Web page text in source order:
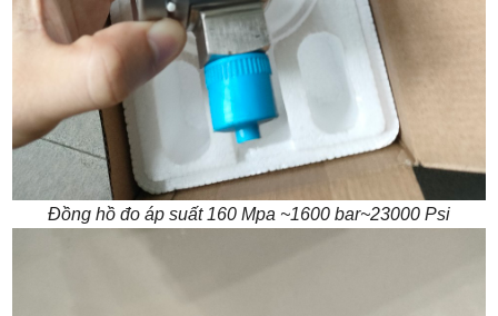
Đồng hồ đo áp suất 160 Mpa ~1600 bar~23000 Psi